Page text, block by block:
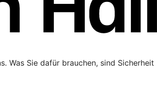
Was Sie dafür brauchen, sind Sicherheit